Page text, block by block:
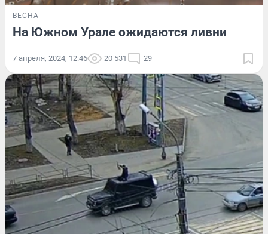
ВЕСНА
На Южном Урале ожидаются ливни
7 апреля, 2024, 12:46 20 531 29